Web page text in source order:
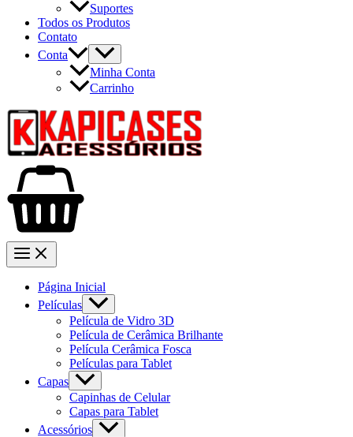
Suportes
Todos os Produtos
Contato
Conta
Minha Conta
Carrinho
Página Inicial
Películas
Película de Vidro 3D
Película de Cerâmica Brilhante
Película Cerâmica Fosca
Películas para Tablet
Capas
Capinhas de Celular
Capas para Tablet
Acessórios